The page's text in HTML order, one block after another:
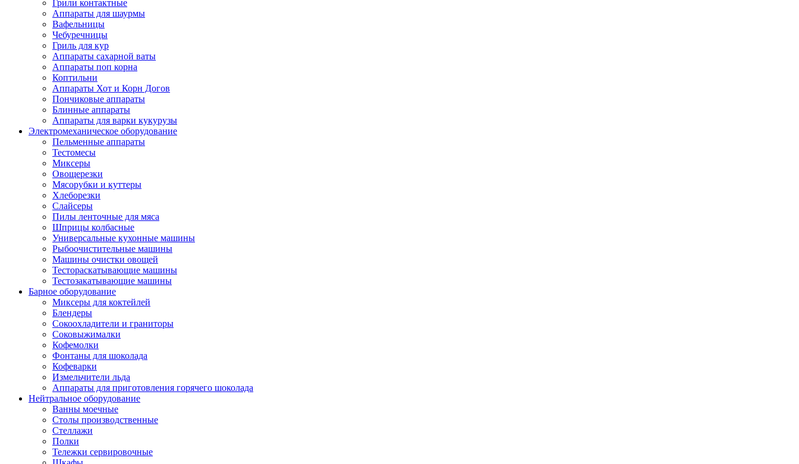
Грили контактные
Аппараты для шаурмы
Вафельницы
Чебуречницы
Гриль для кур
Аппараты сахарной ваты
Аппараты поп корна
Коптильни
Аппараты Хот и Корн Догов
Пончиковые аппараты
Блинные аппараты
Аппараты для варки кукурузы
Электромеханическое оборудование
Пельменные аппараты
Тестомесы
Миксеры
Овощерезки
Мясорубки и куттеры
Хлеборезки
Слайсеры
Пилы ленточные для мяса
Шприцы колбасные
Универсальные кухонные машины
Рыбоочистительные машины
Машины очистки овощей
Тестораскатывающие машины
Тестозакатывающие машины
Барное оборудование
Миксеры для коктейлей
Блендеры
Сокоохладители и граниторы
Соковыжималки
Кофемолки
Фонтаны для шоколада
Кофеварки
Измельчители льда
Аппараты для приготовления горячего шоколада
Нейтральное оборудование
Ванны моечные
Столы производственные
Стеллажи
Полки
Тележки сервировочные